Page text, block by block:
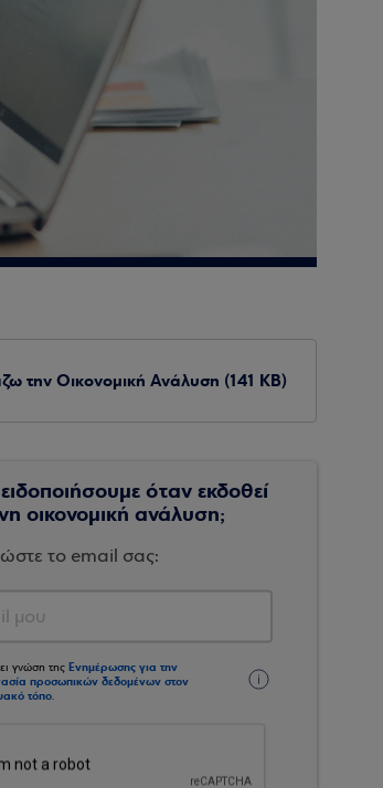
την Οικονομική Ανάλυση (141 KB)
όταν εκδοθεί
οικονομική ανάλυση;
το email σας:
γνώση της Ενημέρωσης για την
προσωπικών δεδομένων στον
τόπο.